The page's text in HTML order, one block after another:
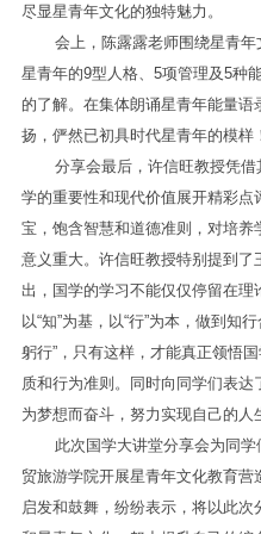
尽显星青年文化的独特魅力。
会上，陈露露老师围绕星青年
星青年的9型人格、5项管理及5种
的了解。在集体朗诵星青年能量
扬，俨然已初具时代星青年的模样
分享会最后，许信旺教授凭借
学的重要性和现代价值展开精彩
宝，饱含智慧和道德准则，对培
意义重大。许信旺教授特别提到了
出，国学的学习不能仅仅停留在理
以“知”为基，以“行”为本，做到知
躬行”，只有这样，才能真正领悟
质和行为准则。同时向同学们表
为梦想而奋斗，努力实现自己的人
此次国学大讲堂分享会为同学
贸旅游学院开展星青年文化教育
启发和鼓舞，纷纷表示，将以此